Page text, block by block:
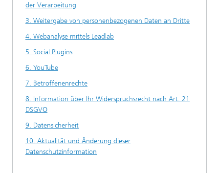
der Verarbeitung
3. Weitergabe von personenbezogenen Daten an Dritte
4. Webanalyse mittels Leadlab
5. Social Plugins
6. YouTube
7. Betroffenenrechte
8. Information über Ihr Widerspruchsrecht nach Art. 21
DSGVO
9. Datensicherheit
10. Aktualität und Änderung dieser
Datenschutzinformation